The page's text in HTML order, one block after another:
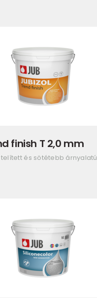
finish T 2,0 mm
és sötétebb